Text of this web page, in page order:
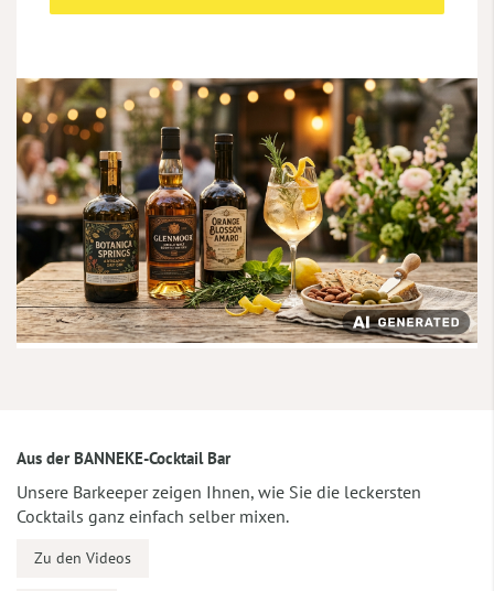
Aus der BANNEKE-Cocktail Bar
Unsere Barkeeper zeigen Ihnen, wie Sie die leckersten
Cocktails ganz einfach selber mixen.
Zu den Videos